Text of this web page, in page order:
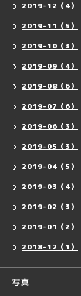
2019-12（4）
2019-11（5）
2019-10（3）
2019-09（4）
2019-08（6）
2019-07（6）
2019-06（3）
2019-05（3）
2019-04（5）
2019-03（4）
2019-02（3）
2019-01（2）
2018-12（1）
写真